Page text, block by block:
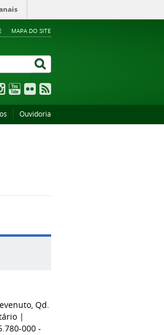
MAPA DO SITE
Ouvidoria
Qd.
|
000-